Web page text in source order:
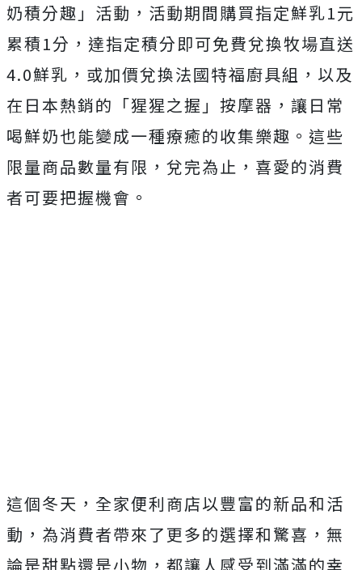
奶積分趣」活動，活動期間購買指定鮮乳1元
累積1分，達指定積分即可免費兌換牧場直送
4.0鮮乳，或加價兌換法國特福廚具組，以及
在日本熱銷的「猩猩之握」按摩器，讓日常
喝鮮奶也能變成一種療癒的收集樂趣。這些
限量商品數量有限，兌完為止，喜愛的消費
者可要把握機會。
這個冬天，全家便利商店以豐富的新品和活
動，為消費者帶來了更多的選擇和驚喜，無
論是甜點還是小物，都讓人感受到滿滿的幸